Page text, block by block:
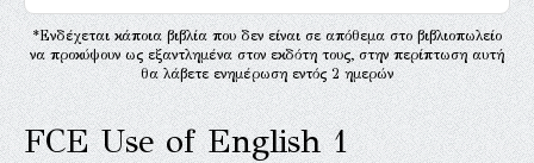
*Ενδέχεται κάποια βιβλία που δεν είναι σε απόθεμα στο βιβλιοπωλείο
να προκύψουν ως εξαντλημένα στον εκδότη τους, στην περίπτωση αυτή
θα λάβετε ενημέρωση εντός 2 ημερών
FCE Use of English 1